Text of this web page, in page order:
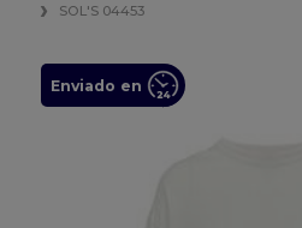
SOL'S 04453
Enviado en